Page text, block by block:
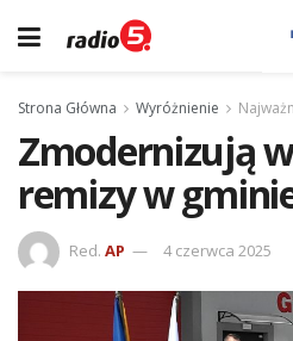
Strona Główna Wyróżnienie
Zmodernizują
remizy w
Red. AP 4 czerwca 2025